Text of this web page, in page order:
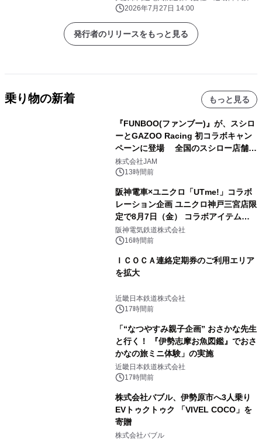
株式会社
2026年7月27日 14:00
発行者のリリースをもっと見る
乗り物の新着 もっと見る
『FUNBOO(ファンブー)』が、スシロ
ーとGAZOO Racing 初コラボキャン
ペーンに登場 全国のスシロー店舗で
GR 4車種の FUNBOO(ミニカー)付き
メニューが展開されます
株式会社JAM
13時間前
阪神電車×ユニクロ「UTme!」コラボ
レーション企画 ユニクロ神戸三宮店限
定で8月7日（金） コラボアイテムが
発売決定！
阪神電気鉄道株式会社
16時間前
ＩＣＯＣＡ連絡定期券のご利用エリア
を拡大
近畿日本鉄道株式会社
17時間前
「“なつやすみ親子企画” おさかな先生
と行く！ 『伊勢志摩お魚図鑑』でおさ
かなの旅ミニ体験」の実施
近畿日本鉄道株式会社
17時間前
株式会社バブル、伊勢原市へ3人乗り
EVトゥクトゥク 「VIVEL COCO」を
寄贈
株式会社バブル